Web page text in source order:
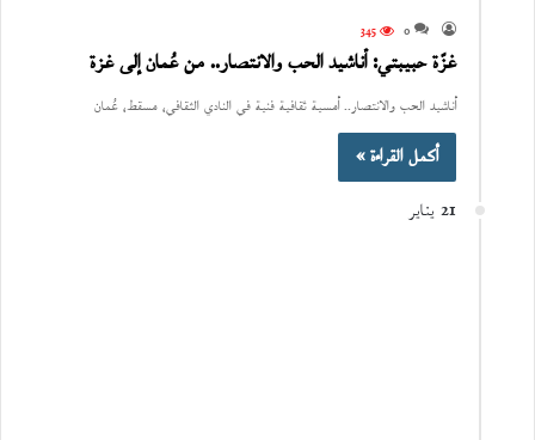
0
345
غزّة حبيبتي: أناشيد الحب والانتصار.. من عُمان إلى غزة
أناشيد الحب والانتصار.. أمسية ثقافية فنية في النادي الثقافي، مسقط، عُمان
أكمل القراءة »
21 يناير